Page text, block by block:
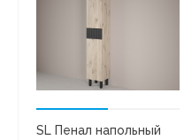
SL Пенал напольный